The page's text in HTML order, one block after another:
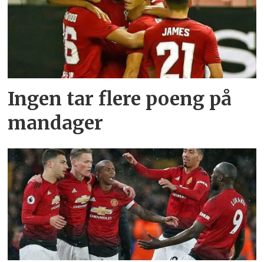
Ingen tar flere poeng på
mandager